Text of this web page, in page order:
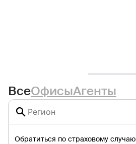
ВсеОфисыАгенты
Обратиться по страховому случаю